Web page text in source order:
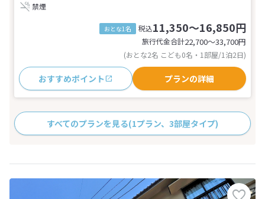
禁煙
おとな1名 税込11,350～16,850円
旅行代金合計22,700〜33,700円
(おとな2名 こども0名・1部屋/1泊2日)
おすすめポイント プランの詳細
すべてのプランを見る(1プラン、3部屋タイプ)